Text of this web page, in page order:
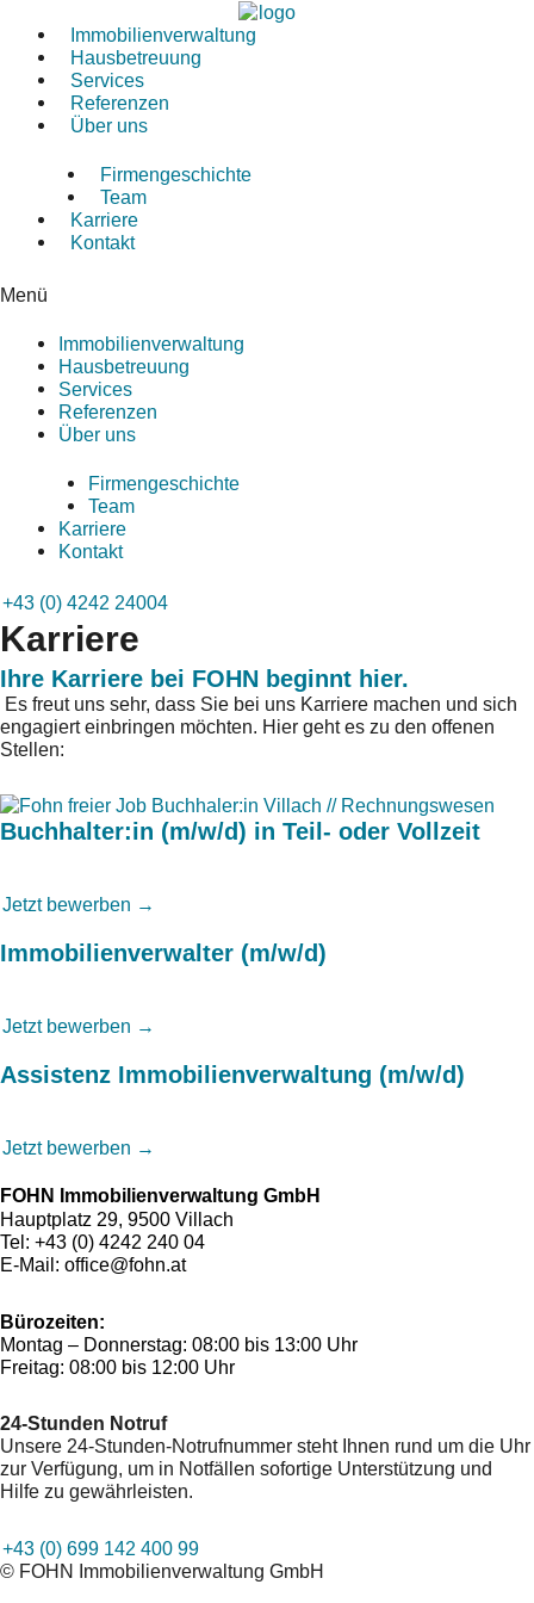
Inhalt
springen
Immobilienverwaltung
Hausbetreuung
Services
Referenzen
Über uns
Firmengeschichte
Team
Karriere
Kontakt
Menü
Immobilienverwaltung
Hausbetreuung
Services
Referenzen
Über uns
Firmengeschichte
Team
Karriere
Kontakt
+43 (0) 4242 24004
Karriere
Ihre Karriere bei FOHN beginnt hier.
Es freut uns sehr, dass Sie bei uns Karriere machen und sich
engagiert einbringen möchten. Hier geht es zu den offenen
Stellen:
Buchhalter:in (m/w/d) in Teil- oder Vollzeit
Jetzt bewerben →
Immobilienverwalter (m/w/d)
Jetzt bewerben →
Assistenz Immobilienverwaltung (m/w/d)
Jetzt bewerben →
FOHN Immobilienverwaltung GmbH
Hauptplatz 29, 9500 Villach
Tel: +43 (0) 4242 240 04
E-Mail: office@fohn.at
Bürozeiten:
Montag – Donnerstag: 08:00 bis 13:00 Uhr
Freitag: 08:00 bis 12:00 Uhr
24-Stunden Notruf
Unsere 24-Stunden-Notrufnummer steht Ihnen rund um die Uhr
zur Verfügung, um in Notfällen sofortige Unterstützung und
Hilfe zu gewährleisten.
+43 (0) 699 142 400 99
© FOHN Immobilienverwaltung GmbH